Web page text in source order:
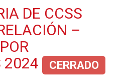
DE CCSS
–
2024
CERRADO